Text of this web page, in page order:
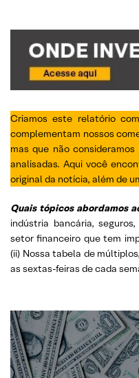
Criamos este relatório
complementam nossos
mas que não
analisadas. Aqui você
original da notícia, além de
Quais tópicos abordamos
indústria bancária,
setor financeiro que tem
(ii) Nossa tabela de
as sextas-feiras de cada